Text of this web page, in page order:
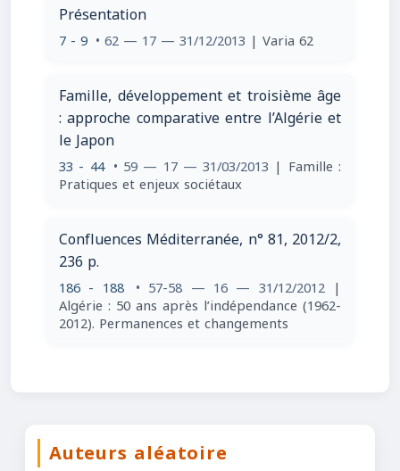
Présentation
7 - 9 • 62 — 17 — 31/12/2013 | Varia 62
Famille, développement et troisième âge
: approche comparative entre l’Algérie et
le Japon
33 - 44 • 59 — 17 — 31/03/2013 | Famille :
Pratiques et enjeux sociétaux
Confluences Méditerranée, n° 81, 2012/2,
236 p.
186 - 188 • 57-58 — 16 — 31/12/2012 |
Algérie : 50 ans après l’indépendance (1962-
2012). Permanences et changements
Auteurs aléatoire